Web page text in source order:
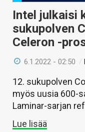
Intel julkaisi
sukupolven
Celeron -
6.1.2022 - 02:50 /
12. sukupolven
myös uusia 600-
Laminar-sarjan
Lue lisää